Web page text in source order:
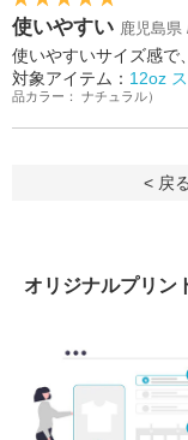
使いやすい 鹿児島県
使いやすいサイズ感で
対象アイテム： 12oz
品カラー： ナチュラル）
< 戻
オリジナルプリン